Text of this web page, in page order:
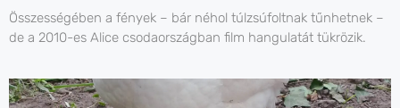
Összességében a fények – bár néhol túlzsúfoltnak tűnhetnek –
de a 2010-es Alice csodaországban film hangulatát tükrözik.